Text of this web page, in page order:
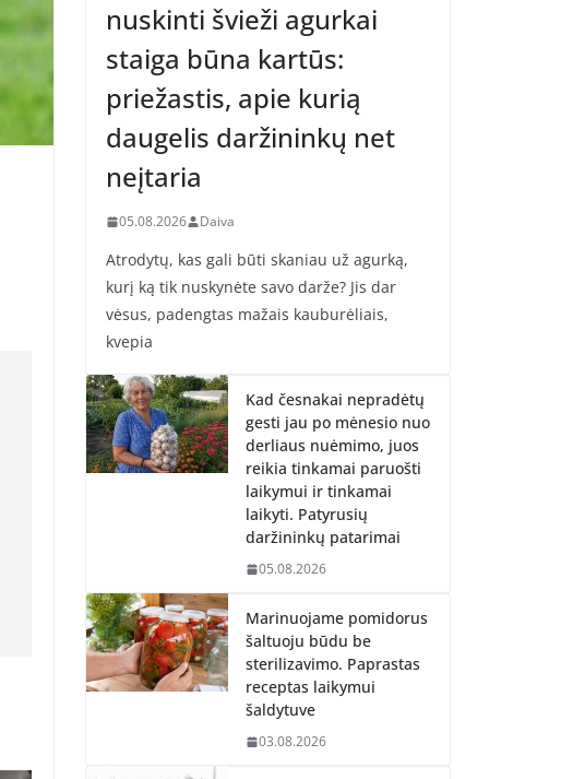
nuskinti švieži agurkai
staiga būna kartūs:
priežastis, apie kurią
daugelis daržininkų net
neįtaria
05.08.2026 Daiva
Atrodytų, kas gali būti skaniau už agurką,
kurį ką tik nuskynėte savo darže? Jis dar
vėsus, padengtas mažais kauburėliais,
kvepia
Kad česnakai nepradėtų
gesti jau po mėnesio nuo
derliaus nuėmimo, juos
reikia tinkamai paruošti
laikymui ir tinkamai
laikyti. Patyrusių
daržininkų patarimai
05.08.2026
Marinuojame pomidorus
šaltuoju būdu be
sterilizavimo. Paprastas
receptas laikymui
šaldytuve
03.08.2026